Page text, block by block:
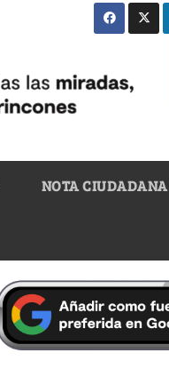
NOTA CIUDADANA